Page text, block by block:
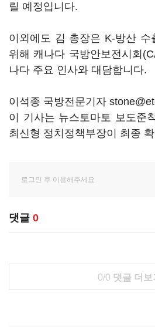
릴 예정입니다.
이외에도 김 총장은 K-방산 수
위해 캐나다 국방안보전시회
나다 주요 인사와 대담합니다.
이석종 국방전문기자
이 기사는 뉴스토마토 보도준
최신형 정치정책부장이 최종
댓글 0
0/0 댓글 더보